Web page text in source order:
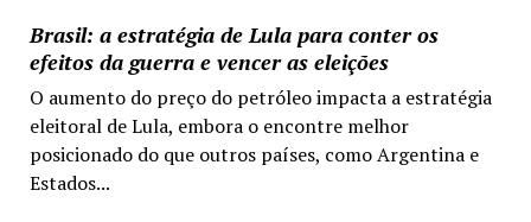
Brasil: a estratégia de Lula para conter os
efeitos da guerra e vencer as eleições
O aumento do preço do petróleo impacta a estratégia
eleitoral de Lula, embora o encontre melhor
posicionado do que outros países, como Argentina e
Estados...